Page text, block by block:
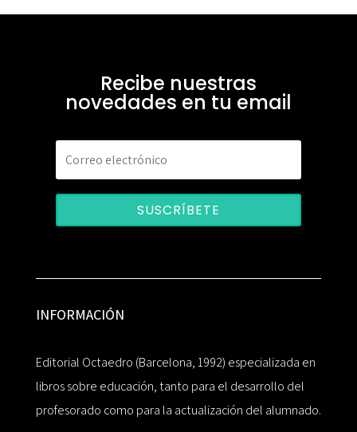
Recibe nuestras
novedades en tu email
SUSCRÍBETE
INFORMACIÓN
Editorial Octaedro (Barcelona, 1992) especializada en
libros sobre educación, tanto para el desarrollo del
profesorado como para la actualización del alumnado.